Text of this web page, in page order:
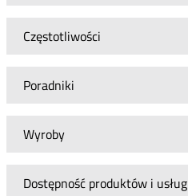
Częstotliwości
Poradniki
Wyroby
Dostępność produktów i usług